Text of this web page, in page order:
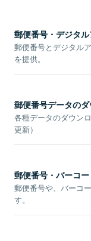
郵便番号・デジタ
郵便番号とデジタル
を提供。
郵便番号データの
各種データのダウン
更新）
郵便番号・バーコ
郵便番号や、バーコ
す。